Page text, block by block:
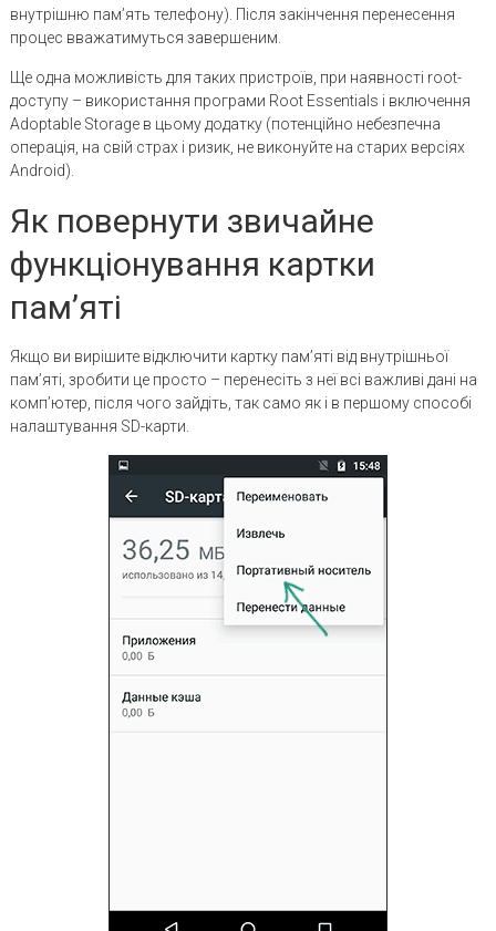
внутрішню пам’ять телефону). Після закінчення перенесення
процес вважатимуться завершеним.
Ще одна можливість для таких пристроїв, при наявності root-
доступу – використання програми Root Essentials і включення
Adoptable Storage в цьому додатку (потенційно небезпечна
операція, на свій страх і ризик, не виконуйте на старих версіях
Android).
Як повернути звичайне
функціонування картки
пам’яті
Якщо ви вирішите відключити картку пам’яті від внутрішньої
пам’яті, зробити це просто – перенесіть з неї всі важливі дані на
комп’ютер, після чого зайдіть, так само як і в першому способі
налаштування SD-карти.